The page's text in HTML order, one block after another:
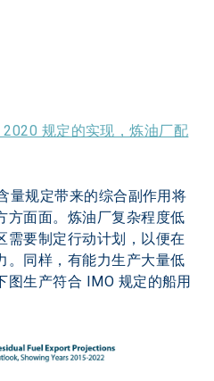
规定的实现，炼油厂配
方面面。炼油厂复杂程度低
需要制定行动计划，以便在
。同样，有能力生产大量低
图生产符合 IMO 规定的船用